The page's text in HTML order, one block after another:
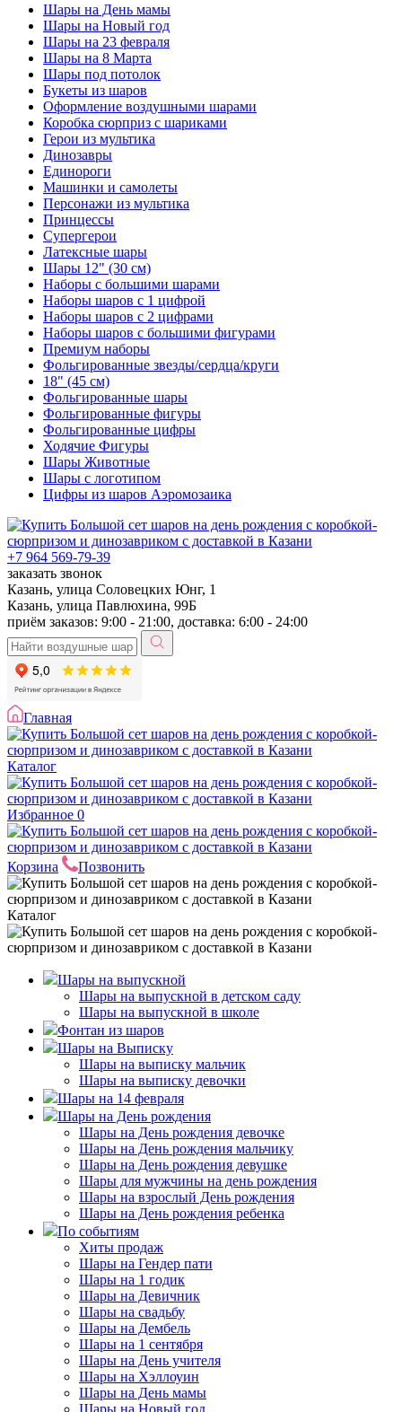
Шары на День мамы
Шары на Новый год
Шары на 23 февраля
Шары на 8 Марта
Шары под потолок
Букеты из шаров
Оформление воздушными шарами
Коробка сюрприз с шариками
Герои из мультика
Динозавры
Единороги
Машинки и самолеты
Персонажи из мультика
Принцессы
Супергерои
Латексные шары
Шары 12" (30 см)
Наборы с большими шарами
Наборы шаров с 1 цифрой
Наборы шаров с 2 цифрами
Наборы шаров с большими фигурами
Премиум наборы
Фольгированные звезды/сердца/круги
18" (45 см)
Фольгированные шары
Фольгированные фигуры
Фольгированные цифры
Ходячие Фигуры
Шары Животные
Шары с логотипом
Цифры из шаров Аэромозаика
+7 964 569-79-39
заказать звонок
Казань, улица Соловецких Юнг, 1
Казань, улица Павлюхина, 99Б
приём заказов: 9:00 - 21:00, доставка: 6:00 - 24:00
Главная
Каталог
Избранное 0
Корзина Позвонить
Каталог
Шары на выпускной
Шары на выпускной в детском саду
Шары на выпускной в школе
Фонтан из шаров
Шары на Выписку
Шары на выписку мальчик
Шары на выписку девочки
Шары на 14 февраля
Шары на День рождения
Шары на День рождения девочке
Шары на День рождения мальчику
Шары на День рождения девушке
Шары для мужчины на день рождения
Шары на взрослый День рождения
Шары на День рождения ребенка
По событиям
Хиты продаж
Шары на Гендер пати
Шары на 1 годик
Шары на Девичник
Шары на свадьбу
Шары на Дембель
Шары на 1 сентября
Шары на День учителя
Шары на Хэллоуин
Шары на День мамы
Шары на Новый год